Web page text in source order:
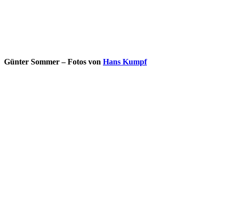
Günter Sommer – Fotos von Hans Kumpf